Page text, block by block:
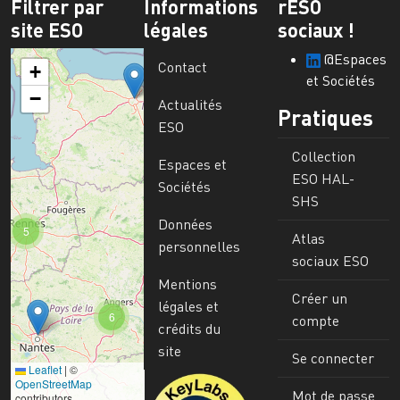
Filtrer par
site ESO
6
5
+
−
Leaflet | ©
OpenStreetMap
Informations
légales
Contact
Actualités
ESO
Espaces et
Sociétés
Données
personnelles
Mentions
légales et
crédits du
site
Image
rESO
sociaux !
@Espaces
et Sociétés
Pratiques
Collection
ESO HAL-
SHS
Atlas
sociaux ESO
Créer un
compte
Se connecter
Mot de passe